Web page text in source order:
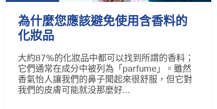
為什麼您應該避免使用含香料的
化妝品
大約87%的化妝品中都可以找到所謂的香料；
它們通常在成分中被列為「parfume」。雖然
香氣怡人讓我們的鼻子聞起來很舒服，但它對
我們的皮膚可能就没那麼好…